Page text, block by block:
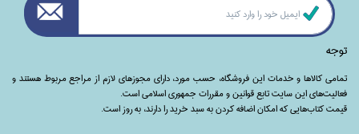
توجه
تمامی‌ کالاها و خدمات این فروشگاه، حسب مورد،‌ دارای مجوزهای لازم از مراجع مربوط هستند ‌و‌‌
فعالیت‌های این سایت تابع قوانین و مقررات جمهوری اسلامی است.
قیمت کتاب‌هایی که امکان اضافه کردن به سبد خرید را دارند،‌ به روز است.